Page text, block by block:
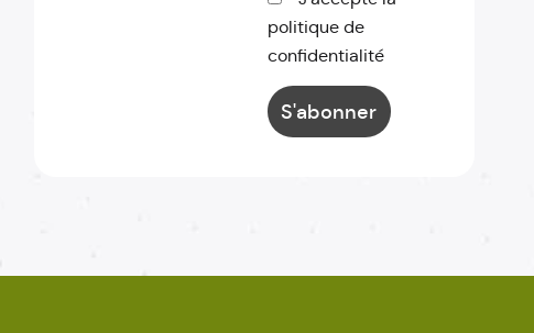
politique de
confidentialité